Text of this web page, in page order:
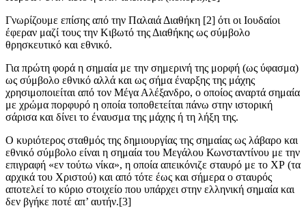
Γνωρίζουμε επίσης από την Παλαιά Διαθήκη [2] ότι οι Ιουδαίοι
έφεραν μαζί τους την Κιβωτό της Διαθήκης ως σύμβολο
θρησκευτικό και εθνικό.
Για πρώτη φορά η σημαία με την σημερινή της μορφή (ως ύφασμα)
ως σύμβολο εθνικό αλλά και ως σήμα έναρξης της μάχης
χρησιμοποιείται από τον Μέγα Αλέξανδρο, ο οποίος αναρτά σημαία
με χρώμα πορφυρό η οποία τοποθετείται πάνω στην ιστορική
σάρισα και δίνει το έναυσμα της μάχης ή τη λήξη της.
Ο κυριότερος σταθμός της δημιουργίας της σημαίας ως λάβαρο και
εθνικό σύμβολο είναι η σημαία του Μεγάλου Κωνσταντίνου με την
επιγραφή «εν τούτω νίκα», η οποία απεικόνιζε σταυρό με το ΧΡ (τα
αρχικά του Χριστού) και από τότε έως και σήμερα ο σταυρός
αποτελεί το κύριο στοιχείο που υπάρχει στην ελληνική σημαία και
δεν βγήκε ποτέ απ’ αυτήν.[3]